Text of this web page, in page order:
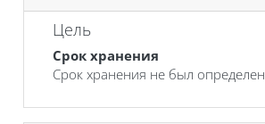
Цель
Срок хранения
Срок хранения не был определен